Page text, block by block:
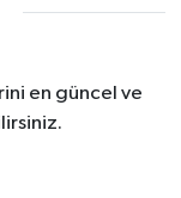
en güncel ve